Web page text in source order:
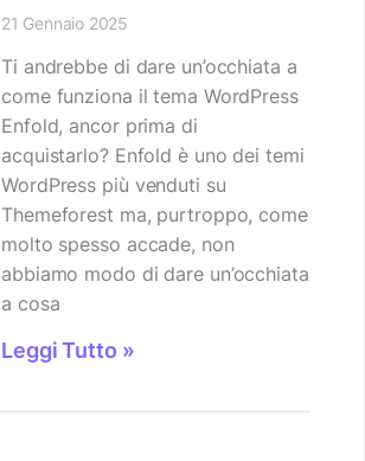
21 Gennaio 2025
Ti andrebbe di dare un’occhiata a
come funziona il tema WordPress
Enfold, ancor prima di
acquistarlo? Enfold è uno dei temi
WordPress più venduti su
Themeforest ma, purtroppo, come
molto spesso accade, non
abbiamo modo di dare un’occhiata
a cosa
Leggi Tutto »